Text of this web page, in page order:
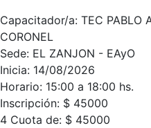
Capacitador/a: TEC PABLO
CORONEL
Sede: EL ZANJON - EAyO
Inicia: 14/08/2026
Horario: 15:00 a 18:00 hs.
Inscripción: $ 45000
4 Cuota de: $ 45000